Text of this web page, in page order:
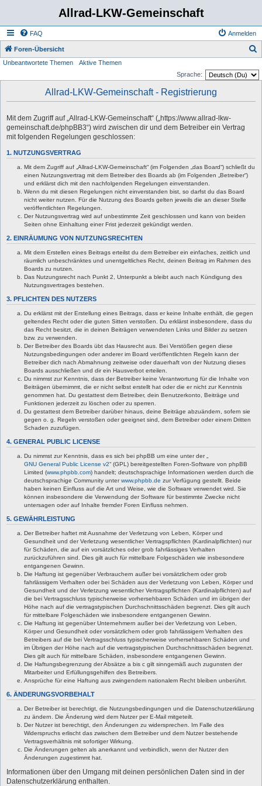
Allrad-LKW-Gemeinschaft
FAQ Anmelden
Foren-Übersicht
Unbeantwortete Themen
Aktive Themen
Sprache:
Allrad-LKW-Gemeinschaft - Registrierung
Mit dem Zugriff auf „Allrad-LKW-Gemeinschaft“ („https://www.allrad-lkw-
gemeinschaft.de/phpBB3“) wird zwischen dir und dem Betreiber ein Vertrag
mit folgenden Regelungen geschlossen:
1. NUTZUNGSVERTRAG
Mit dem Zugriff auf „Allrad-LKW-Gemeinschaft“ (im Folgenden „das Board“) schließt du
einen Nutzungsvertrag mit dem Betreiber des Boards ab (im Folgenden „Betreiber“)
und erklärst dich mit den nachfolgenden Regelungen einverstanden.
Wenn du mit diesen Regelungen nicht einverstanden bist, so darfst du das Board
nicht weiter nutzen. Für die Nutzung des Boards gelten jeweils die an dieser Stelle
veröffentlichten Regelungen.
Der Nutzungsvertrag wird auf unbestimmte Zeit geschlossen und kann von beiden
Seiten ohne Einhaltung einer Frist jederzeit gekündigt werden.
2. EINRÄUMUNG VON NUTZUNGSRECHTEN
Mit dem Erstellen eines Beitrags erteilst du dem Betreiber ein einfaches, zeitlich und
räumlich unbeschränktes und unentgeltliches Recht, deinen Beitrag im Rahmen des
Boards zu nutzen.
Das Nutzungsrecht nach Punkt 2, Unterpunkt a bleibt auch nach Kündigung des
Nutzungsvertrages bestehen.
3. PFLICHTEN DES NUTZERS
Du erklärst mit der Erstellung eines Beitrags, dass er keine Inhalte enthält, die gegen
geltendes Recht oder die guten Sitten verstoßen. Du erklärst insbesondere, dass du
das Recht besitzt, die in deinen Beiträgen verwendeten Links und Bilder zu setzen
bzw. zu verwenden.
Der Betreiber des Boards übt das Hausrecht aus. Bei Verstößen gegen diese
Nutzungsbedingungen oder anderer im Board veröffentlichten Regeln kann der
Betreiber dich nach Abmahnung zeitweise oder dauerhaft von der Nutzung dieses
Boards ausschließen und dir ein Hausverbot erteilen.
Du nimmst zur Kenntnis, dass der Betreiber keine Verantwortung für die Inhalte von
Beiträgen übernimmt, die er nicht selbst erstellt hat oder die er nicht zur Kenntnis
genommen hat. Du gestattest dem Betreiber, dein Benutzerkonto, Beiträge und
Funktionen jederzeit zu löschen oder zu sperren.
Du gestattest dem Betreiber darüber hinaus, deine Beiträge abzuändern, sofern sie
gegen o. g. Regeln verstoßen oder geeignet sind, dem Betreiber oder einem Dritten
Schaden zuzufügen.
4. GENERAL PUBLIC LICENSE
Du nimmst zur Kenntnis, dass es sich bei phpBB um eine unter der „
GNU General Public License v2“ (GPL) bereitgestellten Foren-Software von phpBB
Limited (www.phpbb.com) handelt; deutschsprachige Informationen werden durch die
deutschsprachige Community unterwww.phpbb.de zur Verfügung gestellt. Beide
haben keinen Einfluss auf die Art und Weise, wie die Software verwendet wird. Sie
können insbesondere die Verwendung der Software für bestimmte Zwecke nicht
untersagen oder auf Inhalte fremder Foren Einfluss nehmen.
5. GEWÄHRLEISTUNG
Der Betreiber haftet mit Ausnahme der Verletzung von Leben, Körper und
Gesundheit und der Verletzung wesentlicher Vertragspflichten (Kardinalpflichten) nur
für Schäden, die auf ein vorsätzliches oder grob fahrlässiges Verhalten
zurückzuführen sind. Dies gilt auch für mittelbare Folgeschäden wie insbesondere
entgangenen Gewinn.
Die Haftung ist gegenüber Verbrauchern außer bei vorsätzlichem oder grob
fahrlässigem Verhalten oder bei Schäden aus der Verletzung von Leben, Körper und
Gesundheit und der Verletzung wesentlicher Vertragspflichten (Kardinalpflichten) auf
die bei Vertragsschluss typischerweise vorhersehbaren Schäden und im übrigen der
Höhe nach auf die vertragstypischen Durchschnittsschäden begrenzt. Dies gilt auch
für mittelbare Folgeschäden wie insbesondere entgangenen Gewinn.
Die Haftung ist gegenüber Unternehmern außer bei der Verletzung von Leben,
Körper und Gesundheit oder vorsätzlichem oder grob fahrlässigem Verhalten des
Betreibers auf die bei Vertragsschluss typischerweise vorhersehbaren Schäden und
im Übrigen der Höhe nach auf die vertragstypischen Durchschnittsschäden begrenzt.
Dies gilt auch für mittelbare Schäden, insbesondere entgangenen Gewinn.
Die Haftungsbegrenzung der Absätze a bis c gilt sinngemäß auch zugunsten der
Mitarbeiter und Erfüllungsgehilfen des Betreibers.
Ansprüche für eine Haftung aus zwingendem nationalem Recht bleiben unberührt.
6. ÄNDERUNGSVORBEHALT
Der Betreiber ist berechtigt, die Nutzungsbedingungen und die Datenschutzerklärung
zu ändern. Die Änderung wird dem Nutzer per E-Mail mitgeteilt.
Der Nutzer ist berechtigt, den Änderungen zu widersprechen. Im Falle des
Widerspruchs erlischt das zwischen dem Betreiber und dem Nutzer bestehende
Vertragsverhältnis mit sofortiger Wirkung.
Die Änderungen gelten als anerkannt und verbindlich, wenn der Nutzer den
Änderungen zugestimmt hat.
Informationen über den Umgang mit deinen persönlichen Daten sind in der
Datenschutzerklärung enthalten.